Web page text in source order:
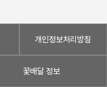
개인정보처리방침
꽃배달 정보